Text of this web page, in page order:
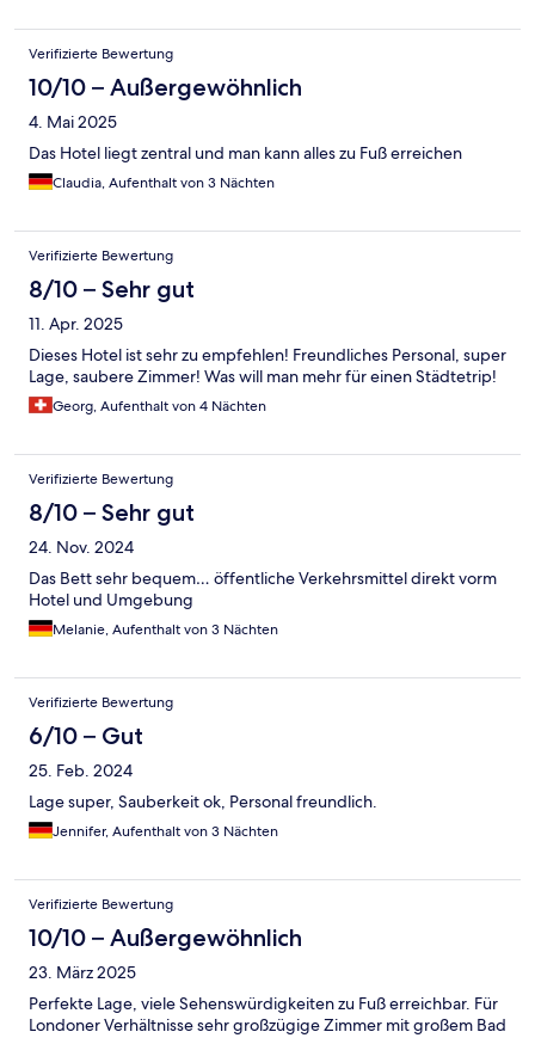
Verifizierte Bewertung
10/10 – Außergewöhnlich
4. Mai 2025
Das Hotel liegt zentral und man kann alles zu Fuß erreichen
Claudia, Aufenthalt von 3 Nächten
Verifizierte Bewertung
8/10 – Sehr gut
11. Apr. 2025
Dieses Hotel ist sehr zu empfehlen! Freundliches Personal, super
Lage, saubere Zimmer! Was will man mehr für einen Städtetrip!
Georg, Aufenthalt von 4 Nächten
Verifizierte Bewertung
8/10 – Sehr gut
24. Nov. 2024
Das Bett sehr bequem… öffentliche Verkehrsmittel direkt vorm
Hotel und Umgebung
Melanie, Aufenthalt von 3 Nächten
Verifizierte Bewertung
6/10 – Gut
25. Feb. 2024
Lage super, Sauberkeit ok, Personal freundlich.
Jennifer, Aufenthalt von 3 Nächten
Verifizierte Bewertung
10/10 – Außergewöhnlich
23. März 2025
Perfekte Lage, viele Sehenswürdigkeiten zu Fuß erreichbar. Für
Londoner Verhältnisse sehr großzügige Zimmer mit großem Bad